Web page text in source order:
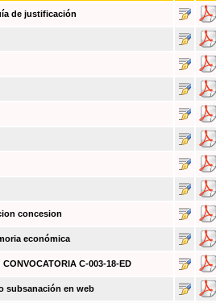
de justificación
concesion
económica
C-003-18-ED
subsanación en web